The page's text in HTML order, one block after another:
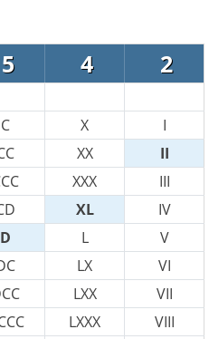
5 4 2
C X
I
XX
II
XXX
III
XL
IV
D L
V
LX
VI
LXX
VII
LXXX
VIII